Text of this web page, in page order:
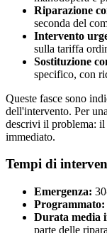
Riparazione
seconda del
Intervento
sulla tariffa
Sostituzione
specifico, con
Queste fasce sono
dell'intervento. Per
descrivi il problema: il
immediato.
Tempi di
Emergenza:
Programmato:
Durata media
parte delle